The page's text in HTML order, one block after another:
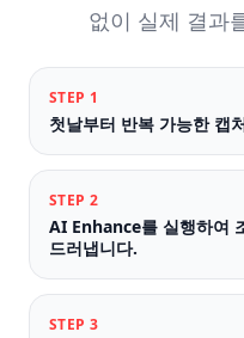
없이 실제 결과
STEP 1
첫날부터 반복 가능한 캡
STEP 2
AI Enhance를 실행하여
드러냅니다.
STEP 3